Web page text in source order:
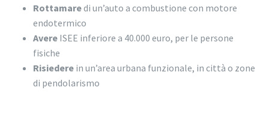
Rottamaredi un’auto a combustione con motore
endotermico
Avere ISEE inferiore a 40.000 euro, per le persone
fisiche
Risiedere in un’area urbana funzionale, in città o zone
di pendolarismo